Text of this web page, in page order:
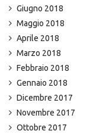
Giugno 2018
Maggio 2018
Aprile 2018
Marzo 2018
Febbraio 2018
Gennaio 2018
Dicembre 2017
Novembre 2017
Ottobre 2017